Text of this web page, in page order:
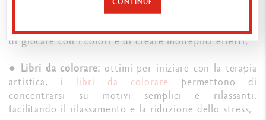
sono perfetti per lavori o espressivi e sensoriali. La
di giocare con i colori e di creare molteplici effetti;
● Libri da colorare: ottimi per iniziare con la terapia
artistica, i libri da colorare permettono di
concentrarsi su motivi semplici e rilassanti,
facilitando il rilassamento e la riduzione dello stress;